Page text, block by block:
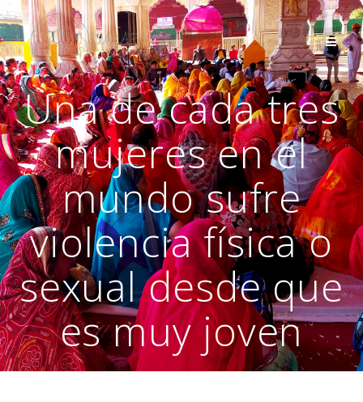
Saltar
al
contenido
Una de cada tres
mujeres en el
mundo sufre
violencia física o
sexual desde que
es muy joven